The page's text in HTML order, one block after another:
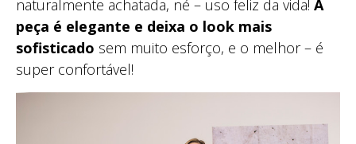
naturalmente achatada, né – uso feliz da vida! A
peça é elegante e deixa o look mais
sofisticado sem muito esforço, e o melhor – é
super confortável!